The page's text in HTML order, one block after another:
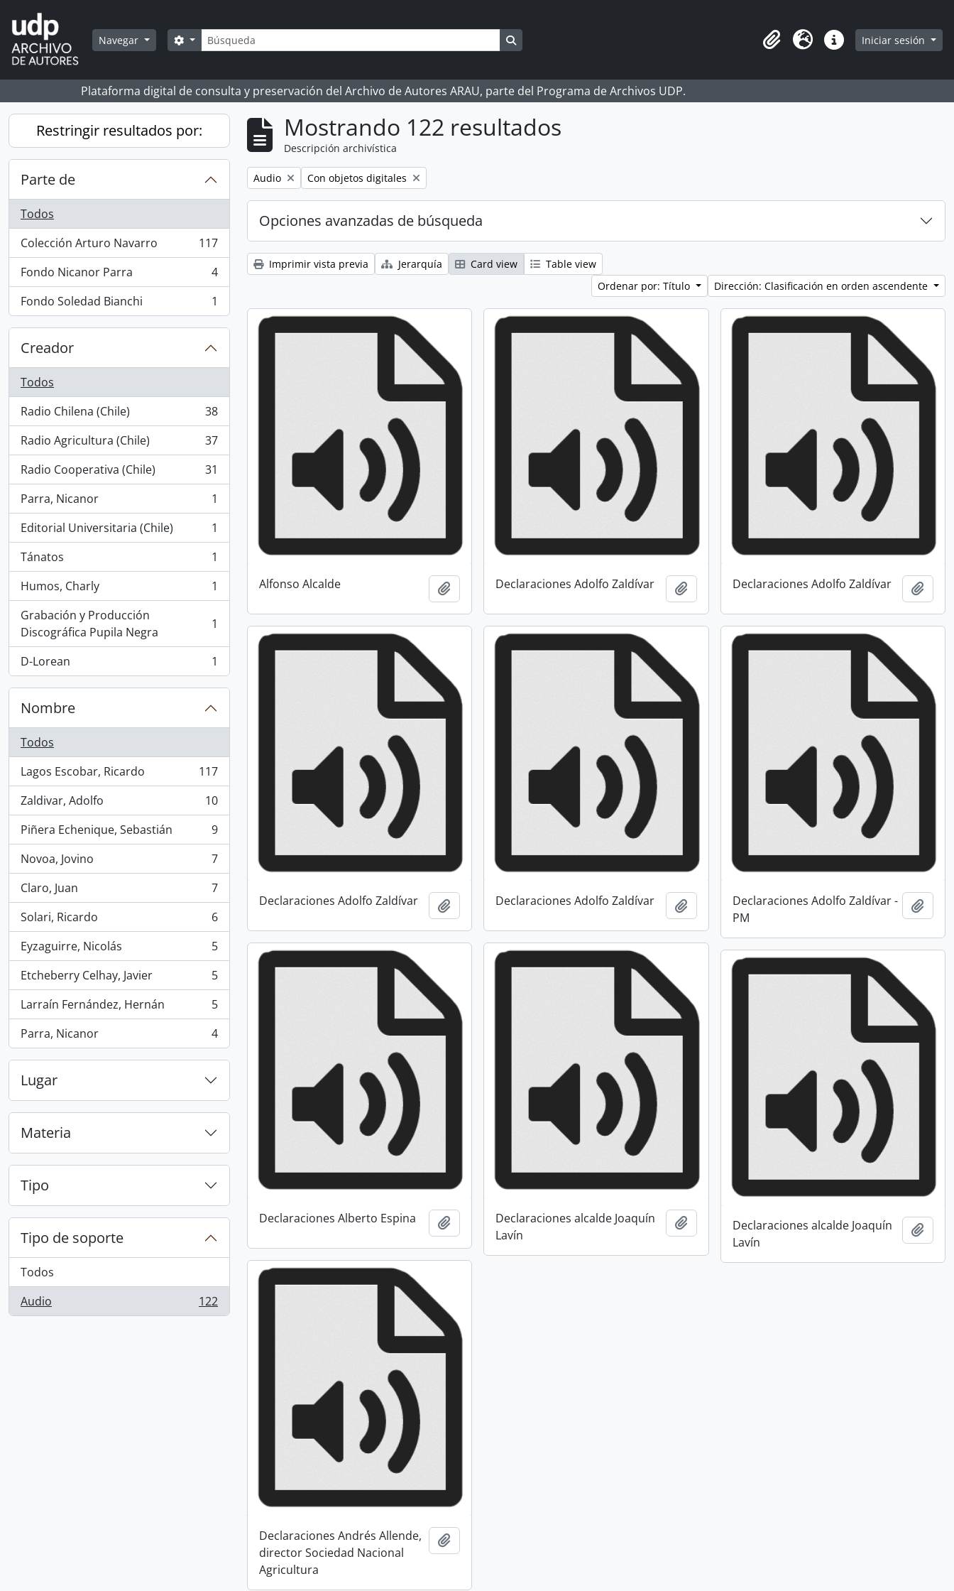
Skip to main content
Navegar Búsqueda
Search options
Portapapeles
Idioma Enlaces rápidos
Iniciar sesión
Plataforma digital de consulta y preservación del Archivo de Autores ARAU, parte del Programa de Archivos UDP.
Restringir resultados por:
Parte de
Todos
Colección Arturo Navarro
, 117 resultados
117
Fondo Nicanor Parra
, 4 resultados
4
Fondo Soledad Bianchi
, 1 resultados 1
Creador
Todos
Radio Chilena (Chile)
, 38 resultados
38
Radio Agricultura (Chile)
, 37 resultados
37
Radio Cooperativa (Chile)
, 31 resultados
31
Parra, Nicanor
, 1 resultados
1
Editorial Universitaria (Chile)
, 1 resultados
1
Tánatos
, 1 resultados
1
Humos, Charly
, 1 resultados
1
Grabación y Producción
Discográfica Pupila Negra
, 1 resultados 1
D-Lorean
, 1 resultados 1
Nombre
Todos
Lagos Escobar, Ricardo
, 117 resultados
117
Zaldivar, Adolfo
, 10 resultados
10
Piñera Echenique, Sebastián
, 9 resultados
9
Novoa, Jovino
, 7 resultados
7
Claro, Juan
, 7 resultados
7
Solari, Ricardo
, 6 resultados
6
Eyzaguirre, Nicolás
, 5 resultados
5
Etcheberry Celhay, Javier
, 5 resultados
5
Larraín Fernández, Hernán
, 5 resultados
5
Parra, Nicanor
, 4 resultados 4
Lugar
Materia
Tipo
Tipo de soporte
Todos
Audio
, 122 resultados 122
Mostrando 122 resultados
Descripción archivística
Remove filter:
Audio Remove filter:
Con objetos digitales
Opciones avanzadas de búsqueda
Imprimir vista previa Jerarquía Card view
Table view
Ordenar por: Título
Dirección: Clasificación en orden ascendente
Alfonso Alcalde Añadir al portapapeles
Declaraciones Adolfo Zaldívar Añadir al portapapeles
Declaraciones Adolfo Zaldívar
Declaraciones Adolfo Zaldívar Añadir al portapapeles
Declaraciones Adolfo Zaldívar Añadir al portapapeles
Declaraciones Adolfo Zaldívar -
PM
Declaraciones Alberto Espina Añadir al portapapeles
Declaraciones alcalde Joaquín
Lavín
Añadir al portapapeles
Declaraciones alcalde Joaquín
Lavín
Declaraciones Andrés Allende,
director Sociedad Nacional
Agricultura